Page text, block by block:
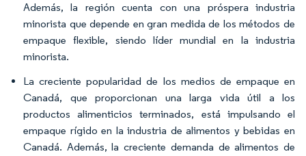
Además, la región cuenta con una próspera industria
minorista que depende en gran medida de los métodos de
empaque flexible, siendo líder mundial en la industria
minorista.
La creciente popularidad de los medios de empaque en
Canadá, que proporcionan una larga vida útil a los
productos alimenticios terminados, está impulsando el
empaque rígido en la industria de alimentos y bebidas en
Canadá. Además, la creciente demanda de alimentos de